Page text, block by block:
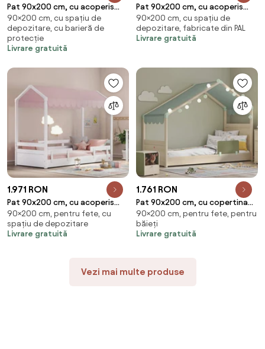
Pat 90x200 cm, cu acoperis
crem, pentru camera copil,
Colectia Montes White
90×200 cm, cu spațiu de
depozitare, cu barieră de
protecție
Livrare gratuită
Pat 90x200 cm, cu acoperis
verde, pentru camera copil,
Colectia Montes White
90×200 cm, cu spațiu de
depozitare, fabricate din PAL
Livrare gratuită
1.971 RON
Pat 90x200 cm, cu acoperis
roz, pentru camera copil,
Colectia Montes White
90×200 cm, pentru fete, cu
spațiu de depozitare
Livrare gratuită
1.761 RON
Pat 90x200 cm, cu copertina
verde, pentru camera copil,
Colectia Montes Natural
90×200 cm, pentru fete, pentru
băieți
Livrare gratuită
Vezi mai multe produse